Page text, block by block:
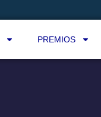
PREMIOS